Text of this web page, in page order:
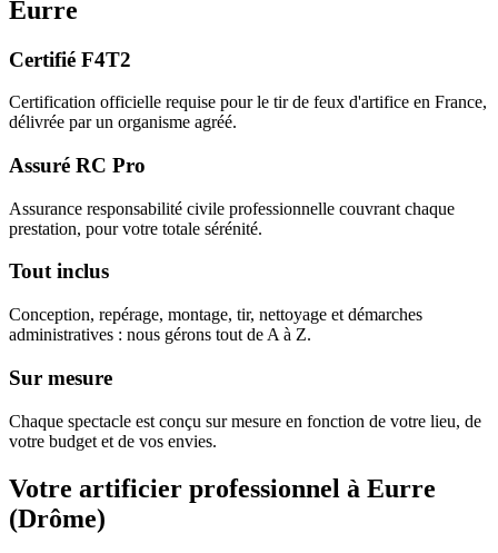
Eurre
Certifié F4T2
Certification officielle requise pour le tir de feux d'artifice en France,
délivrée par un organisme agréé.
Assuré RC Pro
Assurance responsabilité civile professionnelle couvrant chaque
prestation, pour votre totale sérénité.
Tout inclus
Conception, repérage, montage, tir, nettoyage et démarches
administratives : nous gérons tout de A à Z.
Sur mesure
Chaque spectacle est conçu sur mesure en fonction de votre lieu, de
votre budget et de vos envies.
Votre artificier professionnel à Eurre
(Drôme)